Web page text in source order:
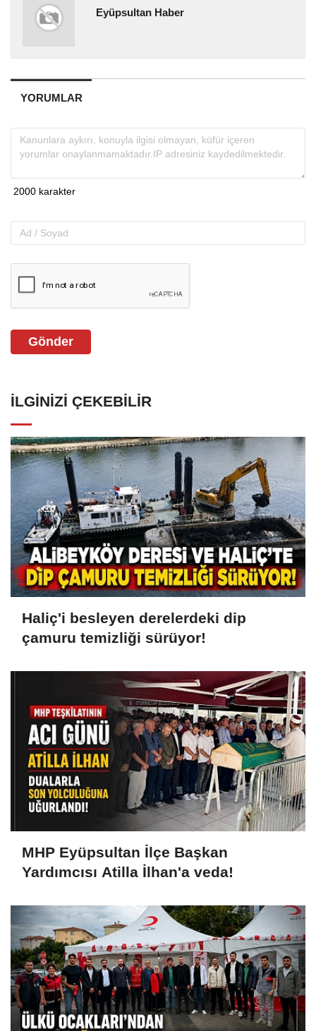
Eyüpsultan Haber
YORUMLAR
Gönder
İLGINIZI ÇEKEBILIR
Haliç'i besleyen derelerdeki dip
çamuru temizliği sürüyor!
MHP Eyüpsultan İlçe Başkan
Yardımcısı Atilla İlhan'a veda!